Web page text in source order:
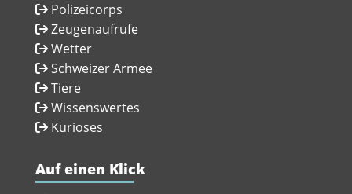
Polizeicorps
Zeugenaufrufe
Wetter
Schweizer Armee
Tiere
Wissenswertes
Kurioses
Auf einen Klick